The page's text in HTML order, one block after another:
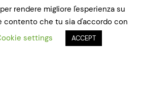
rendere migliore l'esperienza su
contento che tu sia d'accordo con
settings ACCEPT